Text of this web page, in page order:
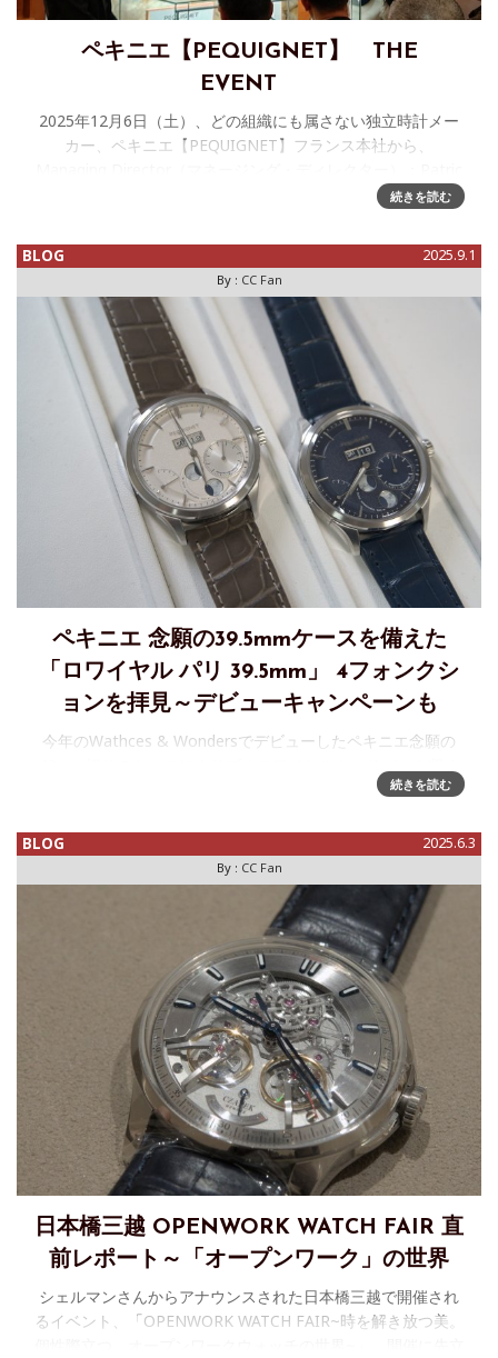
ペキニエ【PEQUIGNET】 THE
EVENT
2025年12月6日（土）、どの組織にも属さない独立時計メー
カー、ペキニエ【PEQUIGNET】フランス本社から、
Zingg（パトリック・ジング/画像右）を 続きを読む
BLOG 2025.9.1
By : CC Fan
ペキニエ 念願の39.5mmケースを備えた
「ロワイヤル パリ 39.5mm」 4フォンクシ
ョンを拝見～デビューキャンペーンも
今年のWathces & Wondersでデビューしたペキニエ念願の
たロワイヤル パリ 39.5mm、いよいよ本格展開という事で実
続きを読む
BLOG 2025.6.3
By : CC Fan
日本橋三越 OPENWORK WATCH FAIR 直
前レポート～「オープンワーク」の世界
シェルマンさんからアナウンスされた日本橋三越で開催され
るイベント、「OPENWORK WATCH FAIR~時を解き放つ美。